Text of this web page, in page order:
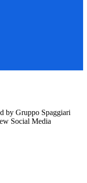
by Gruppo Spaggiari
Social Media